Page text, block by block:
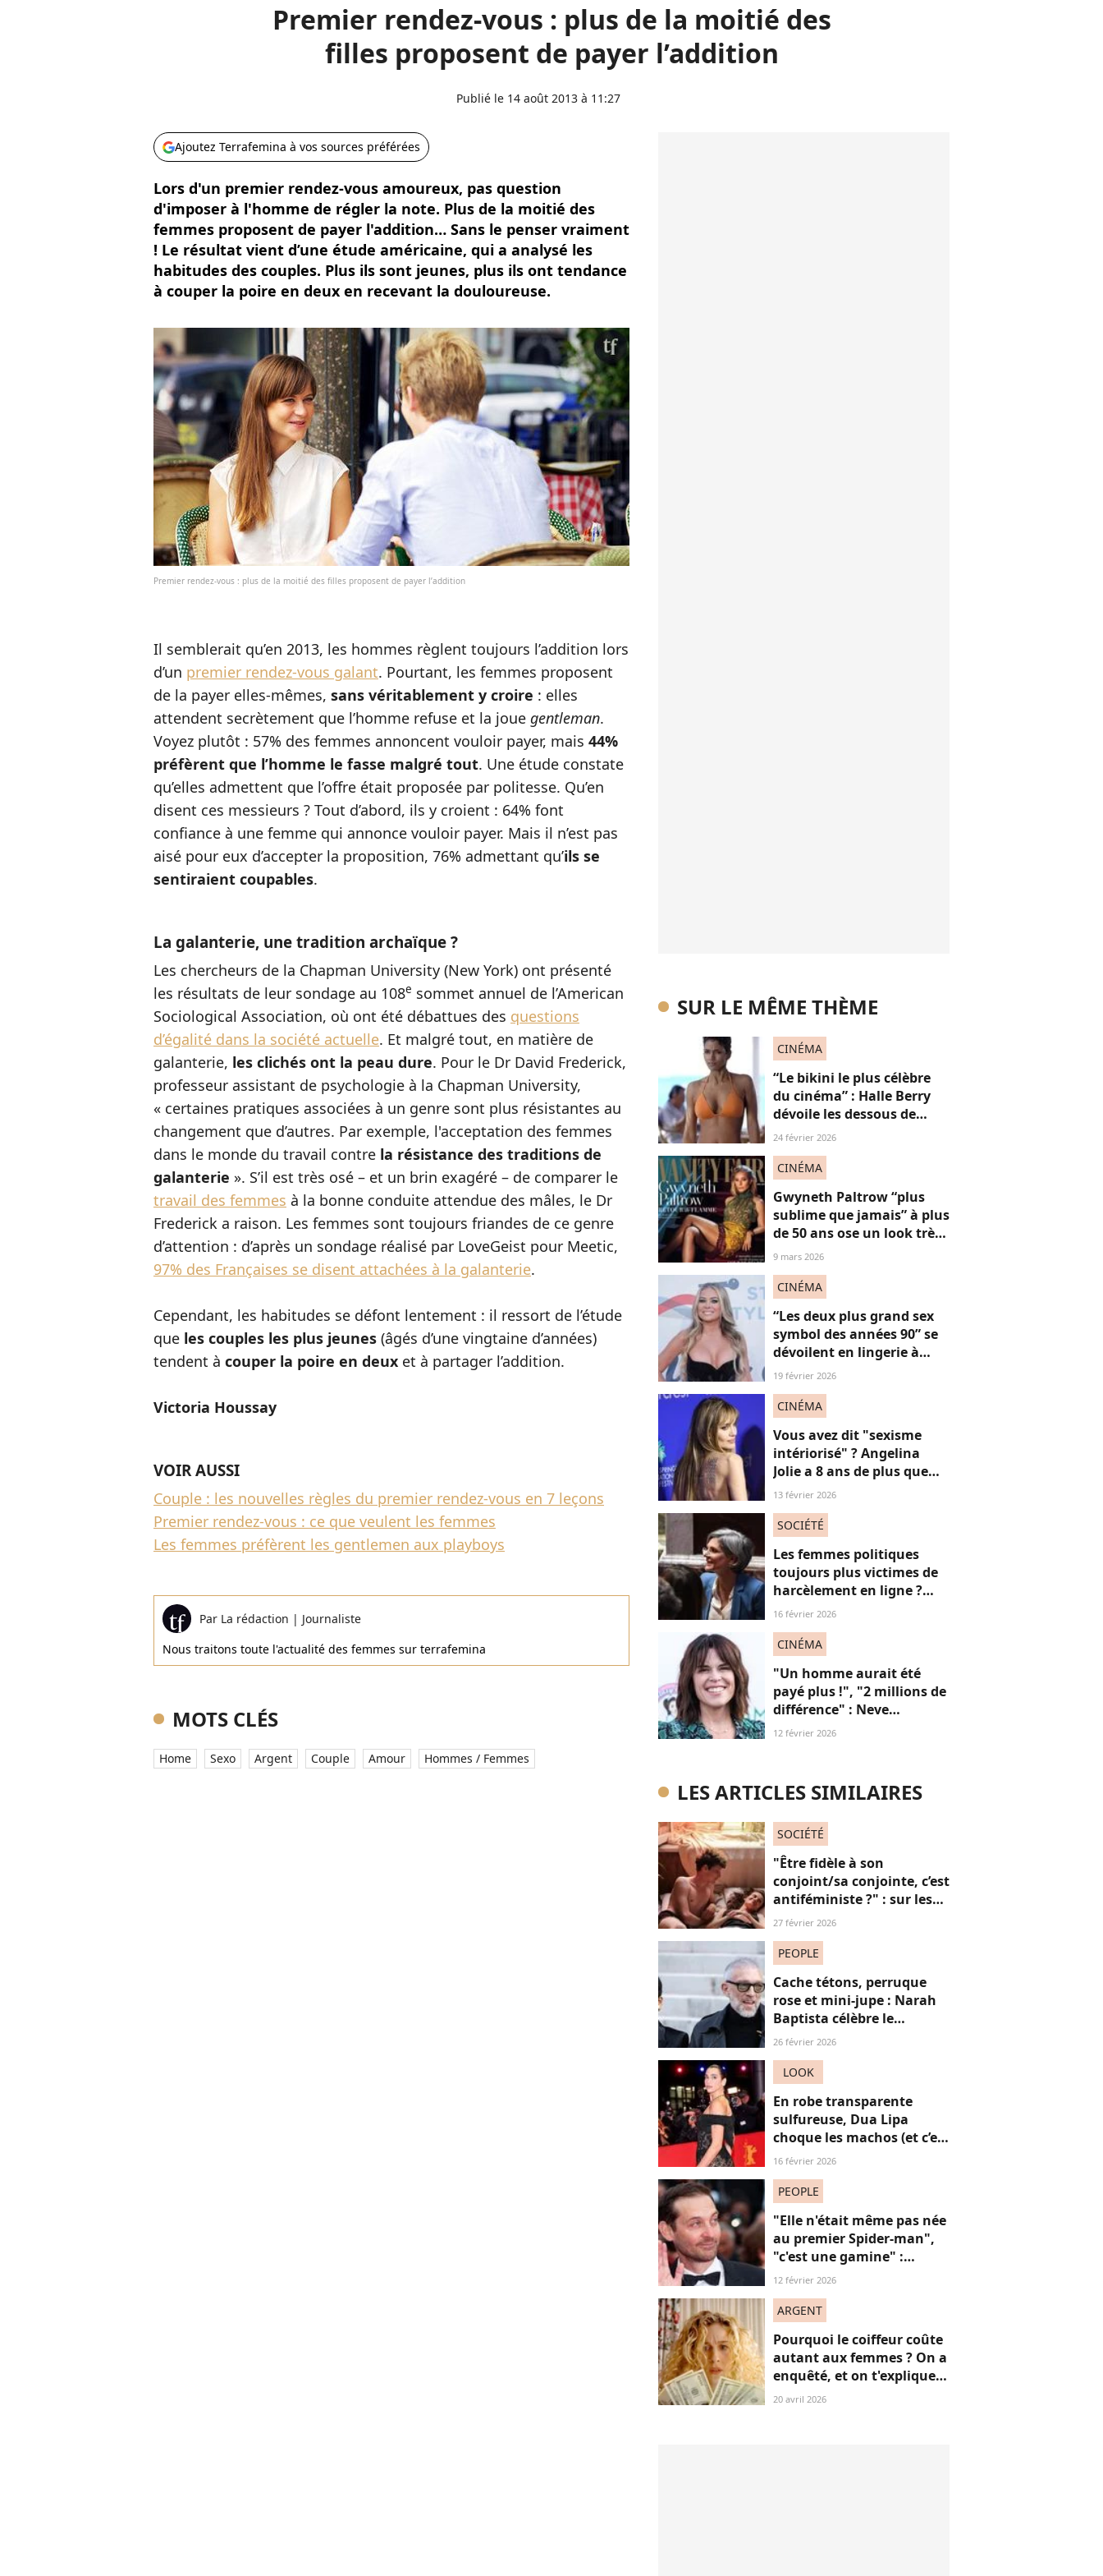
Premier rendez-vous : plus de la moitié des
filles proposent de payer l’addition
Publié le 14 août 2013 à 11:27
Ajoutez Terrafemina à vos sources préférées
Lors d'un premier rendez-vous amoureux, pas question
d'imposer à l'homme de régler la note. Plus de la moitié des
femmes proposent de payer l'addition… Sans le penser vraiment
! Le résultat vient d’une étude américaine, qui a analysé les
habitudes des couples. Plus ils sont jeunes, plus ils ont tendance
à couper la poire en deux en recevant la douloureuse.
Premier rendez-vous : plus de la moitié des filles proposent de payer l’addition
Il semblerait qu’en 2013, les hommes règlent toujours l’addition lors
d’un premier rendez-vous galant. Pourtant, les femmes proposent
de la payer elles-mêmes, sans véritablement y croire : elles
attendent secrètement que l’homme refuse et la joue gentleman.
Voyez plutôt : 57% des femmes annoncent vouloir payer, mais 44%
préfèrent que l’homme le fasse malgré tout. Une étude constate
qu’elles admettent que l’offre était proposée par politesse. Qu’en
disent ces messieurs ? Tout d’abord, ils y croient : 64% font
confiance à une femme qui annonce vouloir payer. Mais il n’est pas
aisé pour eux d’accepter la proposition, 76% admettant qu’ils se
sentiraient coupables.
La galanterie, une tradition archaïque ?
Les chercheurs de la Chapman University (New York) ont présenté
les résultats de leur sondage au 108e sommet annuel de l’American
Sociological Association, où ont été débattues des questions
d’égalité dans la société actuelle. Et malgré tout, en matière de
galanterie, les clichés ont la peau dure. Pour le Dr David Frederick,
professeur assistant de psychologie à la Chapman University,
« certaines pratiques associées à un genre sont plus résistantes au
changement que d’autres. Par exemple, l'acceptation des femmes
dans le monde du travail contre la résistance des traditions de
galanterie ». S’il est très osé – et un brin exagéré – de comparer le
travail des femmes à la bonne conduite attendue des mâles, le Dr
Frederick a raison. Les femmes sont toujours friandes de ce genre
d’attention : d’après un sondage réalisé par LoveGeist pour Meetic,
97% des Françaises se disent attachées à la galanterie.
Cependant, les habitudes se défont lentement : il ressort de l’étude
que les couples les plus jeunes (âgés d’une vingtaine d’années)
tendent à couper la poire en deux et à partager l’addition.
Victoria Houssay
VOIR AUSSI
Couple : les nouvelles règles du premier rendez-vous en 7 leçons
Premier rendez-vous : ce que veulent les femmes
Les femmes préfèrent les gentlemen aux playboys
Par La rédaction | Journaliste
Nous traitons toute l'actualité des femmes sur terrafemina
MOTS CLÉS
Home Sexo Argent Couple Amour Hommes / Femmes
SUR LE MÊME THÈME
CINÉMA
“Le bikini le plus célèbre
du cinéma” : Halle Berry
dévoile les dessous de
cette scène, la plus sexy (et
24 février 2026
CINÉMA
Gwyneth Paltrow “plus
sublime que jamais” à plus
de 50 ans ose un look très
décolleté sur le tapis
aux réflexions “anti-
9 mars 2026
CINÉMA
“Les deux plus grand sex
symbol des années 90” se
dévoilent en lingerie à
plus de 50 ans, face au
19 février 2026
CINÉMA
Vous avez dit "sexisme
intériorisé" ? Angelina
Jolie a 8 ans de plus que
Louis Garrel, son
rouges, et ça dérange... les
13 février 2026
SOCIÉTÉ
Les femmes politiques
toujours plus victimes de
harcèlement en ligne ?
Une étude interroge ce
16 février 2026
CINÉMA
"Un homme aurait été
payé plus !", "2 millions de
différence" : Neve
Campbell dénonce les
applaudit)
12 février 2026
LES ARTICLES SIMILAIRES
SOCIÉTÉ
"Être fidèle à son
conjoint/sa conjointe, c’est
antiféministe ?" : sur les
réseaux sociaux, cette
27 février 2026
PEOPLE
Cache tétons, perruque
rose et mini-jupe : Narah
Baptista célèbre le
carnaval de Rio avec son
de 30 ans son aîné
26 février 2026
LOOK
En robe transparente
sulfureuse, Dua Lipa
choque les machos (et c’est
une réussite)
16 février 2026
PEOPLE
"Elle n'était même pas née
au premier Spider-man",
"c'est une gamine" :
l'apparition de cet acteur
ans de moins que lui
12 février 2026
ARGENT
Pourquoi le coiffeur coûte
autant aux femmes ? On a
enquêté, et on t'explique
comment agir
20 avril 2026